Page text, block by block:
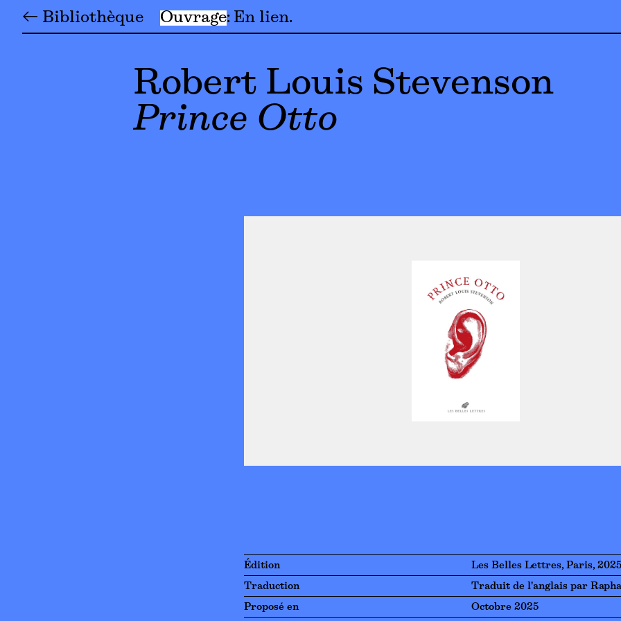
← Bibliothèque Ouvrage En lien
Robert Louis Stevenson
Prince Otto
Édition Les Belles Lettres, Paris, 2025
Traduction Traduit de l'anglais par
Proposé en Octobre 2025